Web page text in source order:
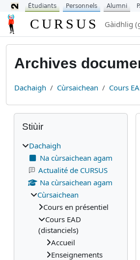
Leum air adhart chun phrìomh shusbaint
CURSUS Gàidhlig
Archives
Dachaigh Cùrsaichean Cours
Blocaichean
Leum seachad air Stiùir
Stiùir
Dachaigh
Na cùrsaichean agam
Actualité de CURSUS
Na cùrsaichean agam
Cùrsaichean
Cours en présentiel
Cours EAD
(distanciels)
Accueil
Enseignements
Étudiants Personnels Alumni